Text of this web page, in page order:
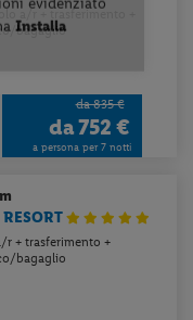
a/r + trasferimento +
bagaglio
da 835 €
da752 €
a persona per 7 notti
RESORT
r + trasferimento +
bagaglio